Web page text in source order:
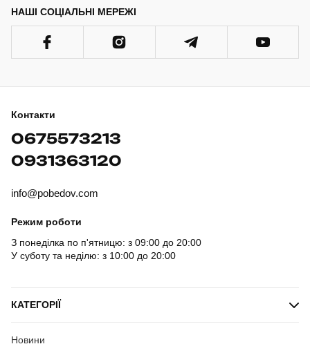
НАШІ СОЦІАЛЬНІ МЕРЕЖІ
Контакти
0675573213
0931363120
info@pobedov.com
Режим роботи
З понеділка по п'ятницю: з 09:00 до 20:00
У суботу та неділю: з 10:00 до 20:00
КАТЕГОРІЇ
Новини